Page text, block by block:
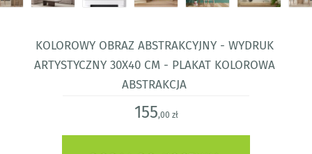
Kolorowy obraz abstrakcyjny - wydruk
artystyczny 30x40 cm - plakat kolorowa
abstrakcja
155,00 zł